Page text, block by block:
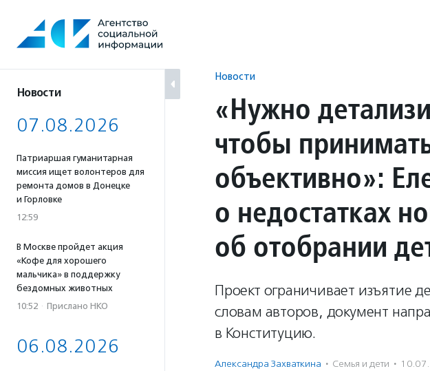
содержанию
Новости
07.08.2026
Патриаршая гуманитарная
миссия ищет волонтеров для
ремонта домов в Донецке
и Горловке
12:59
В Москве пройдет акция
«Кофе для хорошего
мальчика» в поддержку
бездомных животных
10:52 · Прислано НКО
06.08.2026
Новости
«Нужно
чтобы
объективно»:
о недостатках
об отобрании
Проект ограничивает изъятие
словам авторов, документ
в Конституцию.
Александра Захваткина · Семья и дети ·